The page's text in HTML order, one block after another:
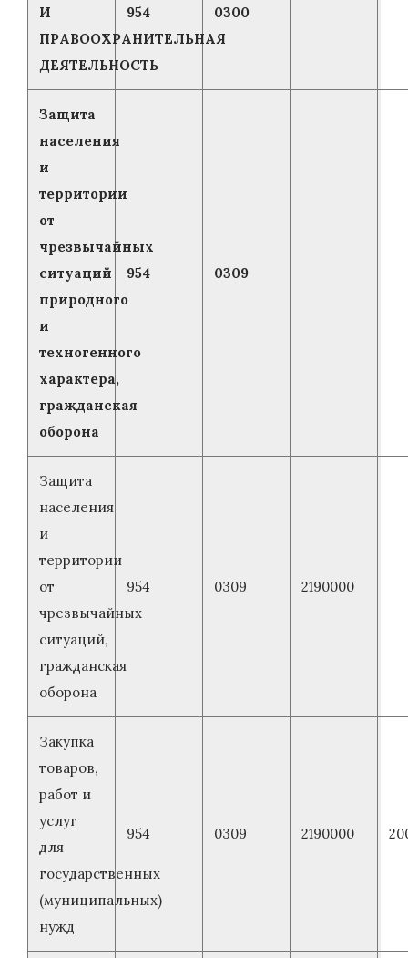
И
ПРАВООХРАНИТЕЛЬНАЯ
ДЕЯТЕЛЬНОСТЬ
954 0300
Защита
населения
и
территории
от
чрезвычайных
ситуаций
природного
и
техногенного
характера,
гражданская
оборона
954 0309
Защита
населения
и
территории
от
чрезвычайных
ситуаций,
гражданская
оборона
954 0309 2190000
Закупка
товаров,
работ и
услуг
для
государственных
(муниципальных)
нужд
954 0309 2190000